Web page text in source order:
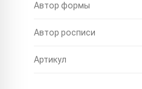
Автор формы
Автор росписи
Артикул